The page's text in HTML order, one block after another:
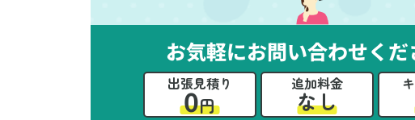
ービスをあ
た。
お気軽にお問い合わせくだ
出張見積り
0円
追加料金
なし